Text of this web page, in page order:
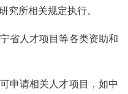
究所相关规定执行。
省人才项目等各类资助和
申请相关人才项目，如中